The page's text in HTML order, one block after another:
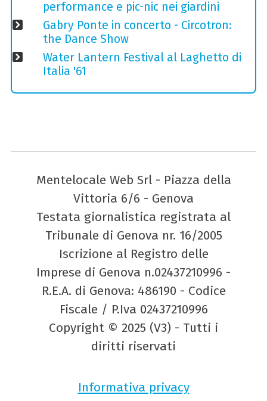
performance e pic-nic nei giardini
Gabry Ponte in concerto - Circotron:
the Dance Show
Water Lantern Festival al Laghetto di
Italia '61
Mentelocale Web Srl - Piazza della
Vittoria 6/6 - Genova
Testata giornalistica registrata al
Tribunale di Genova nr. 16/2005
Iscrizione al Registro delle
Imprese di Genova n.02437210996 -
R.E.A. di Genova: 486190 - Codice
Fiscale / P.Iva 02437210996
Copyright © 2025 (V3) - Tutti i
diritti riservati
Informativa privacy